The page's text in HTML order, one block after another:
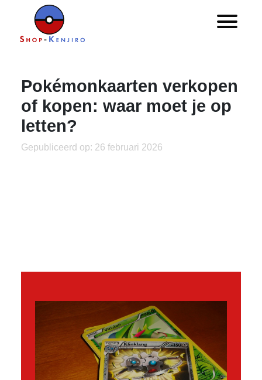
Pokémonkaarten verkopen
of kopen: waar moet je op
letten?
Gepubliceerd op: 26 februari 2026